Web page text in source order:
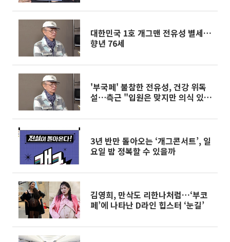
대한민국 1호 개그맨 전유성 별세…
향년 76세
'부국페' 불참한 전유성, 건강 위독
설⋯측근 "입원은 맞지만 의식 있
3년 반만 돌아오는 ‘개그콘서트’, 일
요일 밤 정복할 수 있을까
김영희, 만삭도 리한나처럼…‘부코
페’에 나타난 D라인 힙스터 ‘눈길’